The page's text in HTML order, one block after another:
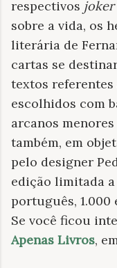
respectivos joker
sobre a vida, os
literária de
cartas se
textos referentes
escolhidos com
arcanos
também, em
pelo designer
edição limitada a
português, 1.000
Se você ficou
Apenas Livros,